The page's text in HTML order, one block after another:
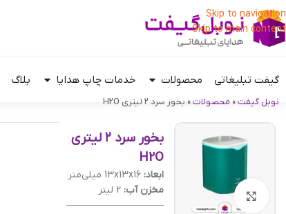
Skip to navigation
Skip to main content
گیفت تبلیغاتی محصولات خدمات چاپ هدایا بلاگ
نوبل گیفت» محصولات» بخور سرد ۲ لیتری H2O
بزرگنمایی تصویر
بخور سرد ۲ لیتری
H2O
ابعاد:
مخزن آب:
——————————————–